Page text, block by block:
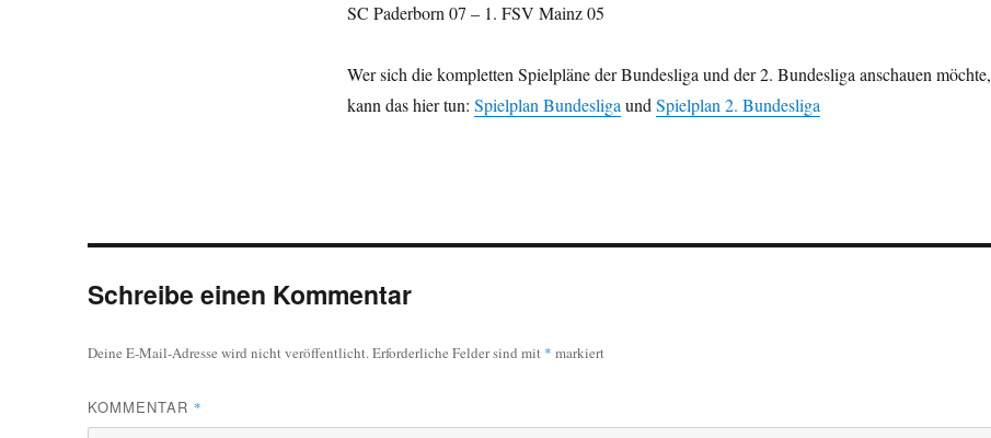
SC Paderborn 07 – 1. FSV Mainz 05
Wer sich die kompletten Spielpläne der Bundesliga und der 2. Bundesliga anschauen möchte,
kann das hier tun: Spielplan Bundesliga und Spielplan 2. Bundesliga
Schreibe einen Kommentar
Deine E-Mail-Adresse wird nicht veröffentlicht.Erforderliche Felder sind mit * markiert
KOMMENTAR *